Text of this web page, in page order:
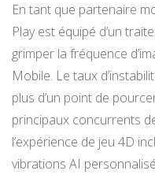
En tant que partenaire
Play est équipé d’un
grimper la fréquence
Mobile. Le taux
plus d’un point de
principaux concurrents
l’expérience de jeu 4D
vibrations AI